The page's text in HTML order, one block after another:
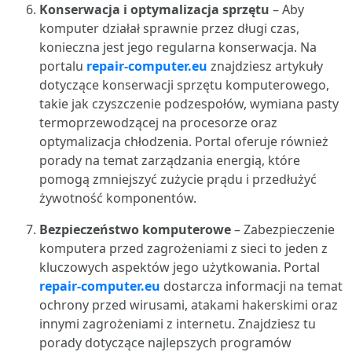
Konserwacja i optymalizacja sprzętu – Aby
komputer działał sprawnie przez długi czas,
konieczna jest jego regularna konserwacja. Na
portalu repair-computer.eu znajdziesz artykuły
dotyczące konserwacji sprzętu komputerowego,
takie jak czyszczenie podzespołów, wymiana pasty
termoprzewodzącej na procesorze oraz
optymalizacja chłodzenia. Portal oferuje również
porady na temat zarządzania energią, które
pomogą zmniejszyć zużycie prądu i przedłużyć
żywotność komponentów.
Bezpieczeństwo komputerowe– Zabezpieczenie
komputera przed zagrożeniami z sieci to jeden z
kluczowych aspektów jego użytkowania. Portal
repair-computer.eu dostarcza informacji na temat
ochrony przed wirusami, atakami hakerskimi oraz
innymi zagrożeniami z internetu. Znajdziesz tu
porady dotyczące najlepszych programów